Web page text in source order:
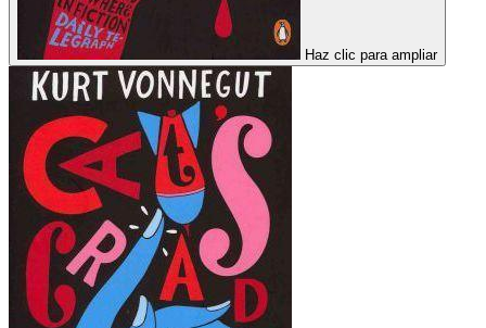
Haz clic para ampliar